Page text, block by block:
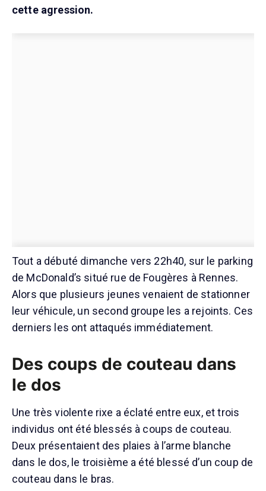
cette agression.
Tout a débuté dimanche vers 22h40, sur le parking
de McDonald’s situé rue de Fougères à Rennes.
Alors que plusieurs jeunes venaient de stationner
leur véhicule, un second groupe les a rejoints. Ces
derniers les ont attaqués immédiatement.
Des coups de couteau dans
le dos
Une très violente rixe a éclaté entre eux, et trois
individus ont été blessés à coups de couteau.
Deux présentaient des plaies à l’arme blanche
dans le dos, le troisième a été blessé d’un coup de
couteau dans le bras.